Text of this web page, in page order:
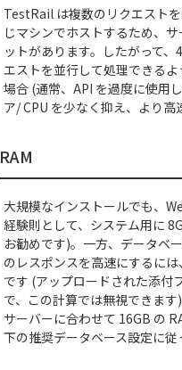
TestRail は複数のリクエスト
じマシンでホストするため、
ットがあります。したがって
エストを並行して処理できる
場合 (通常、API を過度に使用
ア/ CPU を少なく抑え、より高
RAM
大規模なインストールでも、
経験則として、システム用に
お勧めです)。一方、データベ
のレスポンスを高速にするに
です (アップロードされた添付
で、この計算では無視できま
サーバーに合わせて 16GB の
下の推奨データベース設定に従